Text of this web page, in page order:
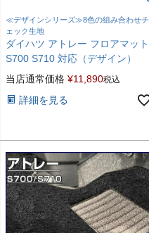
≪デザインシリーズ≫8色の組み合わせチ
ェック生地
ダイハツ アトレー フロアマット
S700 S710 対応（デザイン）
当店通常価格 ¥11,890税込
詳細を見る